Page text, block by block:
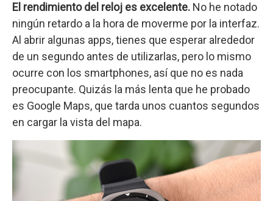
El rendimiento del reloj es excelente. No he notado
ningún retardo a la hora de moverme por la interfaz.
Al abrir algunas apps, tienes que esperar alrededor
de un segundo antes de utilizarlas, pero lo mismo
ocurre con los smartphones, así que no es nada
preocupante. Quizás la más lenta que he probado
es Google Maps, que tarda unos cuantos segundos
en cargar la vista del mapa.